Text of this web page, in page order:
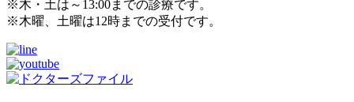
※木・土は～13:00までの診療です。
※木曜、土曜は12時までの受付です。